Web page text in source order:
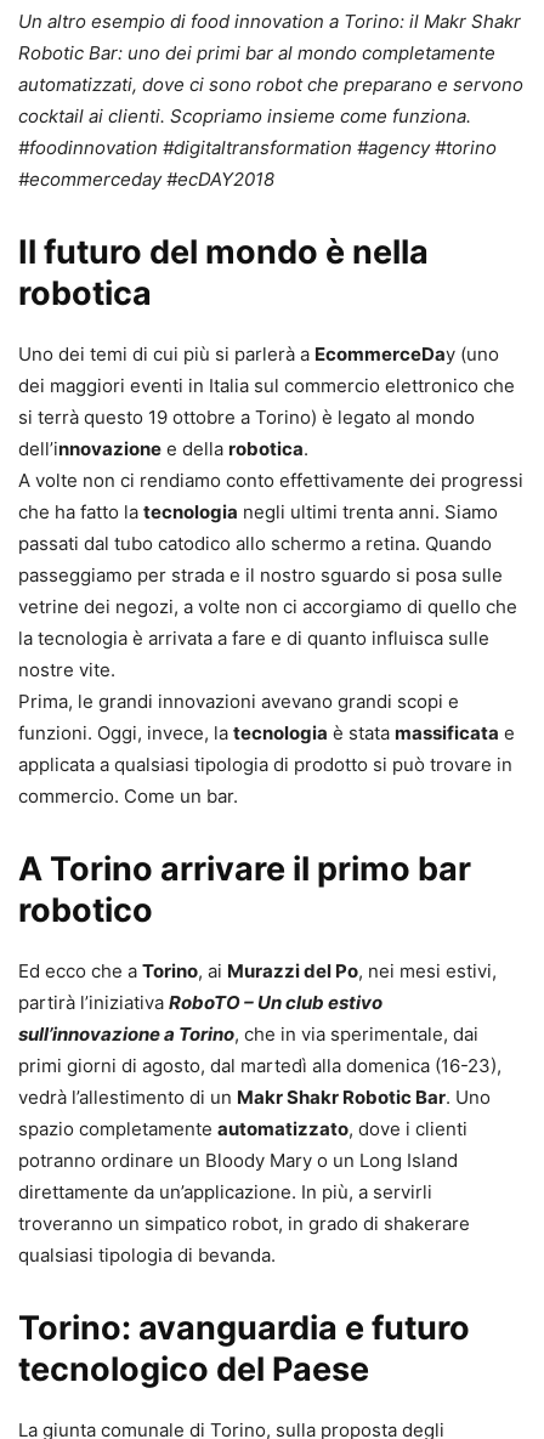
Un altro esempio di food innovation a Torino: il Makr Shakr
Robotic Bar: uno dei primi bar al mondo completamente
automatizzati, dove ci sono robot che preparano e servono
cocktail ai clienti. Scopriamo insieme come funziona.
#foodinnovation #digitaltransformation #agency #torino
#ecommerceday #ecDAY2018
Il futuro del mondo è nella
robotica
Uno dei temi di cui più si parlerà a EcommerceDay (uno
dei maggiori eventi in Italia sul commercio elettronico che
si terrà questo 19 ottobre a Torino) è legato al mondo
dell’innovazione e della robotica.
A volte non ci rendiamo conto effettivamente dei progressi
che ha fatto la tecnologia negli ultimi trenta anni. Siamo
passati dal tubo catodico allo schermo a retina. Quando
passeggiamo per strada e il nostro sguardo si posa sulle
vetrine dei negozi, a volte non ci accorgiamo di quello che
la tecnologia è arrivata a fare e di quanto influisca sulle
nostre vite.
Prima, le grandi innovazioni avevano grandi scopi e
funzioni. Oggi, invece, la tecnologia è stata massificata e
applicata a qualsiasi tipologia di prodotto si può trovare in
commercio. Come un bar.
A Torino arrivare il primo bar
robotico
Ed ecco che a Torino, ai Murazzi del Po, nei mesi estivi,
partirà l’iniziativa RoboTO – Un club estivo
sull’innovazione a Torino, che in via sperimentale, dai
primi giorni di agosto, dal martedì alla domenica (16-23),
vedrà l’allestimento di un Makr Shakr Robotic Bar. Uno
spazio completamente automatizzato, dove i clienti
potranno ordinare un Bloody Mary o un Long Island
direttamente da un’applicazione. In più, a servirli
troveranno un simpatico robot, in grado di shakerare
qualsiasi tipologia di bevanda.
Torino: avanguardia e futuro
tecnologico del Paese
La giunta comunale di Torino, sulla proposta degli